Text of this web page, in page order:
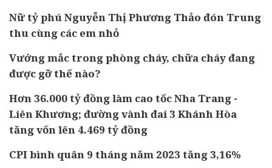
Nữ tỷ phú Nguyễn Thị Phương Thảo đón Trung
thu cùng các em nhỏ
Vướng mắc trong phòng cháy, chữa cháy đang
được gỡ thế nào?
Hơn 36.000 tỷ đồng làm cao tốc Nha Trang -
Liên Khương; đường vành đai 3 Khánh Hòa
tăng vốn lên 4.469 tỷ đồng
CPI bình quân 9 tháng năm 2023 tăng 3,16%